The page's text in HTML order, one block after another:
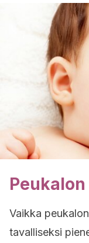
Vaikka
tavalliseksi